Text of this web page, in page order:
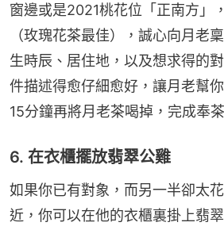
窗邊或是2021桃花位「正南方」
（玫瑰花茶最佳），誠心向月老
生時辰、居住地，以及想求得的
件描述得愈仔細愈好，讓月老幫
15分鐘再將月老茶喝掉，完成奉
6. 在衣櫃擺放翡翠公雞
如果你已有對象，而另一半卻太
近，你可以在他的衣櫃裏掛上翡